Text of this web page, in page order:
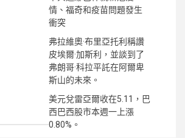
情、福奇和疫苗問題發生
衝突
弗拉維奧·布里亞托利稱讚
皮埃爾·加斯利，並談到了
弗朗哥·科拉平託在阿爾卑
斯山的未來。
美元兌雷亞爾收在5.11，巴
西巴西股市本週一上漲
0.80%。